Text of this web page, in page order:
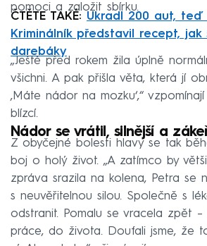
pomoci a založit sbírku.
ČTĚTE TAKÉ: Ukradl 200 aut, teď
Kriminálník představil recept,
darebáky
„Ještě před rokem žila úplně
všichni. A pak přišla věta, která jí
‚Máte nádor na mozku‘,“
blízcí.
Nádor se vrátil, silnější a
Z obyčejné bolesti hlavy se tak
boj o holý život. „A zatímco by
zpráva srazila na kolena, Petra se
s neuvěřitelnou silou. Společně s
odstranit. Pomalu se vracela zpět –
práce, do života. Doufali jsme, že